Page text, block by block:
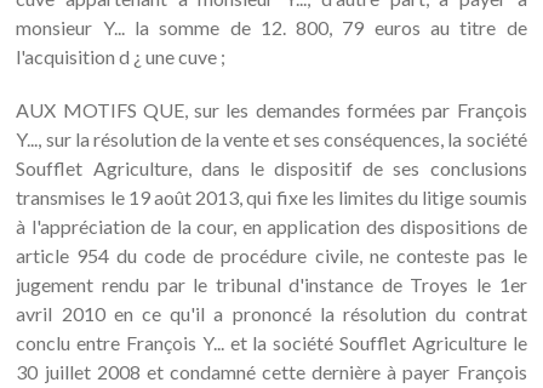
monsieur Y... la somme de 12. 800, 79 euros au titre de
l'acquisition d ¿ une cuve ;
AUX MOTIFS QUE, sur les demandes formées par François
Y..., sur la résolution de la vente et ses conséquences, la société
Soufflet Agriculture, dans le dispositif de ses conclusions
transmises le 19 août 2013, qui fixe les limites du litige soumis
à l'appréciation de la cour, en application des dispositions de
article 954 du code de procédure civile, ne conteste pas le
jugement rendu par le tribunal d'instance de Troyes le 1er
avril 2010 en ce qu'il a prononcé la résolution du contrat
conclu entre François Y... et la société Soufflet Agriculture le
30 juillet 2008 et condamné cette dernière à payer François